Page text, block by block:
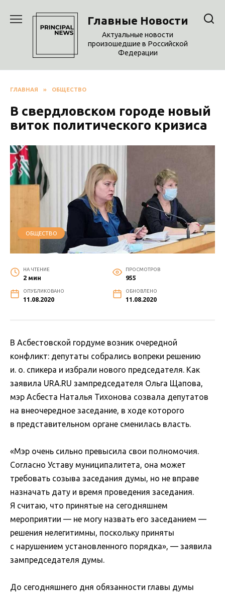
содержанию
Главные Новости
Актуальные новости
произошедшие в Российской
Федерации
ГЛАВНАЯ » ОБЩЕСТВО
В свердловском городе новый
виток политического кризиса
ОБЩЕСТВО
НА ЧТЕНИЕ
2 мин
ПРОСМОТРОВ
955
ОПУБЛИКОВАНО
11.08.2020
ОБНОВЛЕНО
11.08.2020
В Асбестовской гордуме возник очередной
конфликт: депутаты собрались вопреки решению
и. о. спикера и избрали нового председателя. Как
заявила URA.RU зампредседателя Ольга Щапова,
мэр Асбеста Наталья Тихонова созвала депутатов
на внеочередное заседание, в ходе которого
в представительном органе сменилась власть.
«Мэр очень сильно превысила свои полномочия.
Согласно Уставу муниципалитета, она может
требовать созыва заседания думы, но не вправе
назначать дату и время проведения заседания.
Я считаю, что принятые на сегодняшнем
мероприятии — не могу назвать его заседанием —
решения нелегитимны, поскольку приняты
с нарушением установленного порядка», — заявила
зампредседателя думы.
До сегодняшнего дня обязанности главы думы